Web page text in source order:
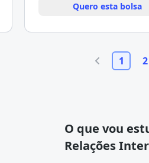
Quero esta bolsa
1 2
O que vou
Relações